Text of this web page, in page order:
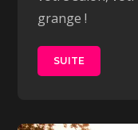
grange !
SUITE